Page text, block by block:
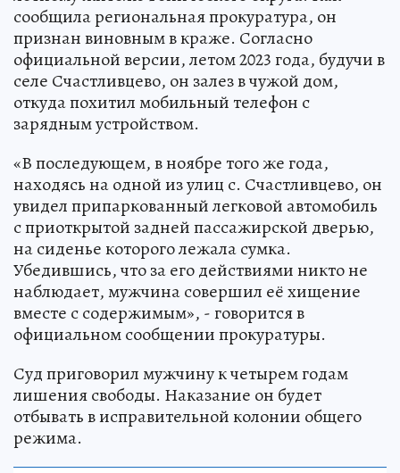
сообщила региональная прокуратура, он
признан виновным в краже. Согласно
официальной версии, летом 2023 года, будучи в
селе Счастливцево, он залез в чужой дом,
откуда похитил мобильный телефон с
зарядным устройством.
«В последующем, в ноябре того же года,
находясь на одной из улиц с. Счастливцево, он
увидел припаркованный легковой автомобиль
с приоткрытой задней пассажирской дверью,
на сиденье которого лежала сумка.
Убедившись, что за его действиями никто не
наблюдает, мужчина совершил её хищение
вместе с содержимым», - говорится в
официальном сообщении прокуратуры.
Суд приговорил мужчину к четырем годам
лишения свободы. Наказание он будет
отбывать в исправительной колонии общего
режима.